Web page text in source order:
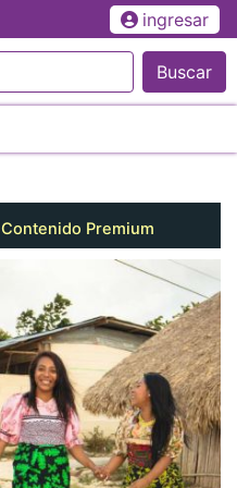
ingresar
Buscar
Contenido Premium